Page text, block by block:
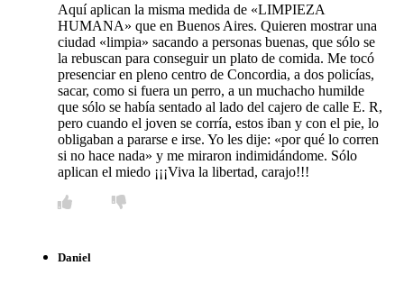
Aquí aplican la misma medida de «LIMPIEZA
HUMANA» que en Buenos Aires. Quieren mostrar una
ciudad «limpia» sacando a personas buenas, que sólo se
la rebuscan para conseguir un plato de comida. Me tocó
presenciar en pleno centro de Concordia, a dos policías,
sacar, como si fuera un perro, a un muchacho humilde
que sólo se había sentado al lado del cajero de calle E. R,
pero cuando el joven se corría, estos iban y con el pie, lo
obligaban a pararse e irse. Yo les dije: «por qué lo corren
si no hace nada» y me miraron indimidándome. Sólo
aplican el miedo ¡¡¡Viva la libertad, carajo!!!
Daniel